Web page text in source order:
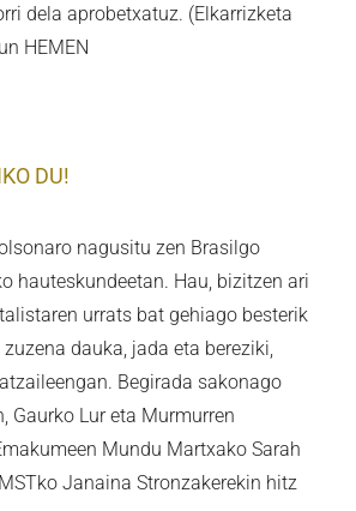
dela aprobetxatuz. (Elkarrizketa
HEMEN
DU!
nagusitu zen Brasilgo
hauteskundeetan. Hau, bizitzen ari
urrats bat gehiago besterik
dauka, jada eta bereziki,
Begirada sakonago
Gaurko Lur eta Murmurren
Mundu Martxako Sarah
Janaina Stronzakerekin hitz